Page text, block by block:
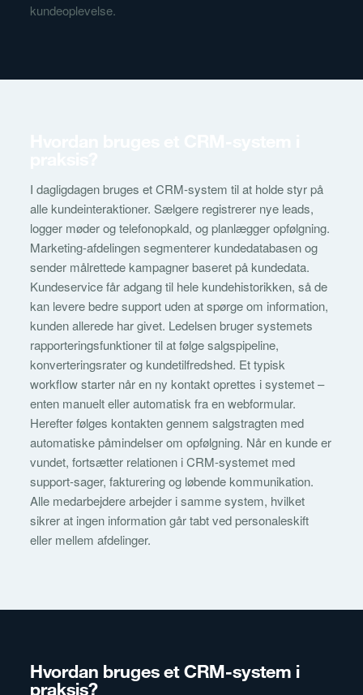
kundeoplevelse.
I dagligdagen bruges et CRM-system til at holde styr på
alle kundeinteraktioner. Sælgere registrerer nye leads,
logger møder og telefonopkald, og planlægger opfølgning.
Marketing-afdelingen segmenterer kundedatabasen og
sender målrettede kampagner baseret på kundedata.
Kundeservice får adgang til hele kundehistorikken, så de
kan levere bedre support uden at spørge om information,
kunden allerede har givet. Ledelsen bruger systemets
rapporteringsfunktioner til at følge salgspipeline,
konverteringsrater og kundetilfredshed. Et typisk
workflow starter når en ny kontakt oprettes i systemet –
enten manuelt eller automatisk fra en webformular.
Herefter følges kontakten gennem salgstragten med
automatiske påmindelser om opfølgning. Når en kunde er
vundet, fortsætter relationen i CRM-systemet med
support-sager, fakturering og løbende kommunikation.
Alle medarbejdere arbejder i samme system, hvilket
sikrer at ingen information går tabt ved personaleskift
eller mellem afdelinger.
Hvordan bruges et CRM-system i
praksis?